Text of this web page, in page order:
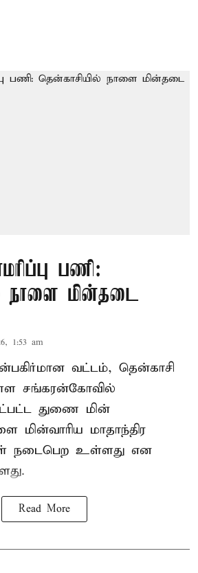
பணி:
நாளை மின்தடை
1:53 am
வட்டம், தென்காசி
சங்கரன்கோவில்
துணை மின்
மின்வாரிய மாதாந்திர
நடைபெற உள்ளது என
Read More